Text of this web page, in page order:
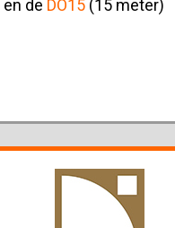
de DO15 (15 meter)